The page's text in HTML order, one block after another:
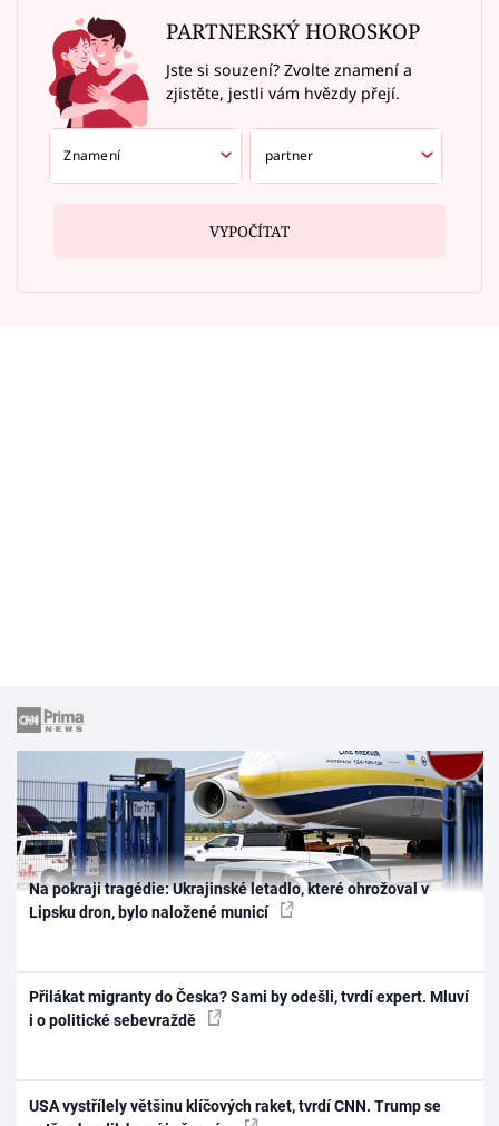
PARTNERSKÝ HOROSKOP
Jste si souzení? Zvolte znamení a
zjistěte, jestli vám hvězdy přejí.
VYPOČÍTAT
Na pokraji tragédie: Ukrajinské letadlo, které ohrožoval v
Lipsku dron, bylo naložené municí
Přilákat migranty do Česka? Sami by odešli, tvrdí expert. Mluví
i o politické sebevraždě
USA vystřílely většinu klíčových raket, tvrdí CNN. Trump se